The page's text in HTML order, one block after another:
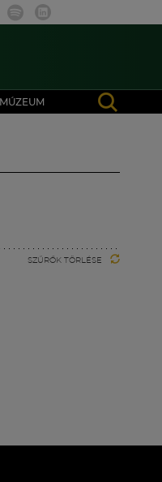
MÚZEUM
SZŰRŐK TÖRLÉSE